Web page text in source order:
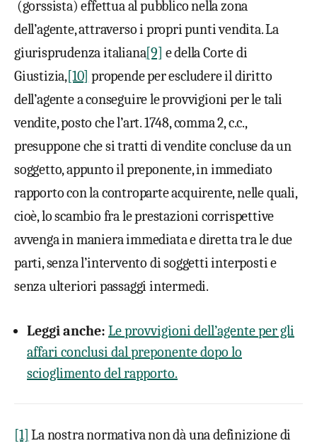
(gorssista) effettua al pubblico nella zona
dell’agente, attraverso i propri punti vendita. La
giurisprudenza italiana[9] e della Corte di
Giustizia,[10] propende per escludere il diritto
dell’agente a conseguire le provvigioni per le tali
vendite, posto che l’art. 1748, comma 2, c.c.,
presuppone che si tratti di vendite concluse da un
soggetto, appunto il preponente, in immediato
rapporto con la controparte acquirente, nelle quali,
cioè, lo scambio fra le prestazioni corrispettive
avvenga in maniera immediata e diretta tra le due
parti, senza l’intervento di soggetti interposti e
senza ulteriori passaggi intermedi.
Leggi anche: Le provvigioni dell’agente per gli
affari conclusi dal preponente dopo lo
scioglimento del rapporto.
[1] La nostra normativa non dà una definizione di